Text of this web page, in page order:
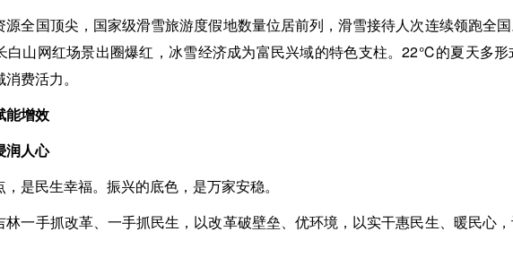
源全国顶尖，国家级滑雪旅游度假地数量位居前列，滑雪接待人次连续领跑全
白山网红场景出圈爆红，冰雪经济成为富民兴域的特色支柱。22℃的夏天多
费活力。
能增效
润人心
是民生幸福。振兴的底色，是万家安稳。
林一手抓改革、一手抓民生，以改革破壁垒、优环境，以实干惠民生、暖民心